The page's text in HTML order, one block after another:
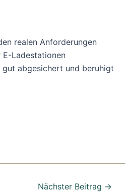
realen Anforderungen
Ladestationen
gut abgesichert und beruhigt
Nächster Beitrag →